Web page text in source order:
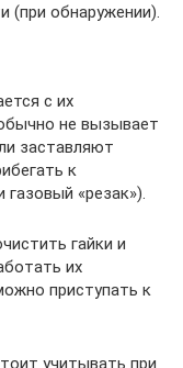
(при обнаружении).
с их
не вызывает
заставляют
к
«резак»).
гайки и
их
приступать к
учитывать при